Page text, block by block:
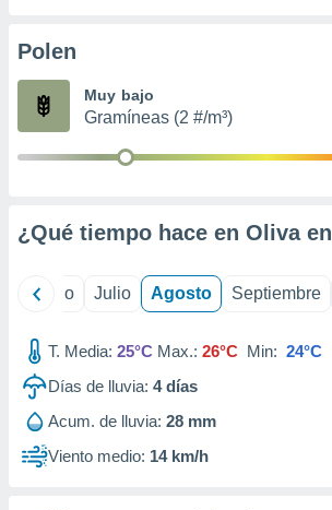
e
mediante
publicidad
publicidad
1199
Polen
Muy bajo
Gramíneas (2 #/m³)
¿Qué tiempo hace en Oliva en
Junio Julio Agosto Septiembre
T. Media: 25°C Max.: 26°C Min: 24°C
Días de lluvia: 4días
Acum. de lluvia: 28 mm
Viento medio: 14 km/h